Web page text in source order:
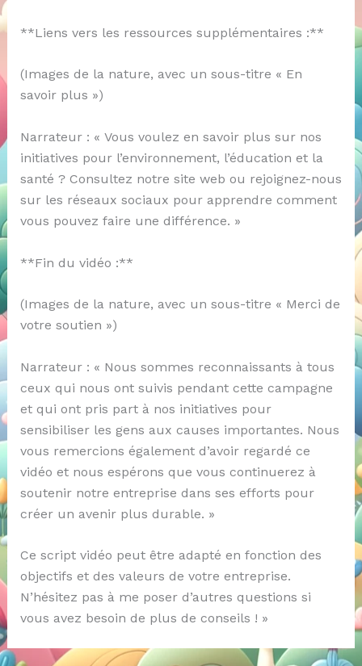
**Liens vers les ressources supplémentaires :**
(Images de la nature, avec un sous-titre « En
savoir plus »)
Narrateur : « Vous voulez en savoir plus sur nos
initiatives pour l’environnement, l’éducation et la
santé ? Consultez notre site web ou rejoignez-nous
sur les réseaux sociaux pour apprendre comment
vous pouvez faire une différence. »
**Fin du vidéo :**
(Images de la nature, avec un sous-titre « Merci de
votre soutien »)
Narrateur : « Nous sommes reconnaissants à tous
ceux qui nous ont suivis pendant cette campagne
et qui ont pris part à nos initiatives pour
sensibiliser les gens aux causes importantes. Nous
vous remercions également d’avoir regardé ce
vidéo et nous espérons que vous continuerez à
soutenir notre entreprise dans ses efforts pour
créer un avenir plus durable. »
Ce script vidéo peut être adapté en fonction des
objectifs et des valeurs de votre entreprise.
N’hésitez pas à me poser d’autres questions si
vous avez besoin de plus de conseils ! »